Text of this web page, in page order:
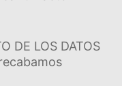
DE LOS DATOS